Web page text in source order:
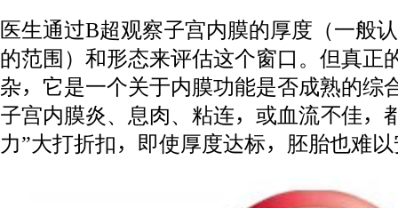
医生通过B超观察子宫内膜的厚度（一般
的范围）和形态来评估这个窗口。但真正
杂，它是一个关于内膜功能是否成熟的综
子宫内膜炎、息肉、粘连，或血流不佳，
力”大打折扣，即使厚度达标，胚胎也难